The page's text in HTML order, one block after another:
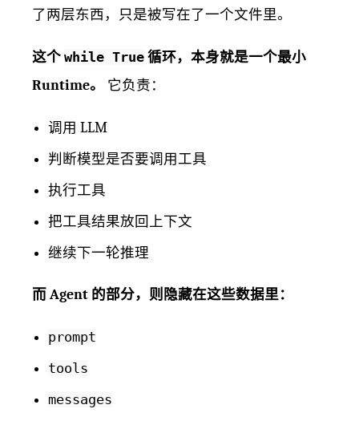
了两层东西，只是被写在了一个文件里。
这个 while True 循环，本身就是一个最小
Runtime。
它负责：
调用 LLM
判断模型是否要调用工具
执行工具
把工具结果放回上下文
继续下一轮推理
而 Agent 的部分，则隐藏在这些数据里：
prompt
tools
messages